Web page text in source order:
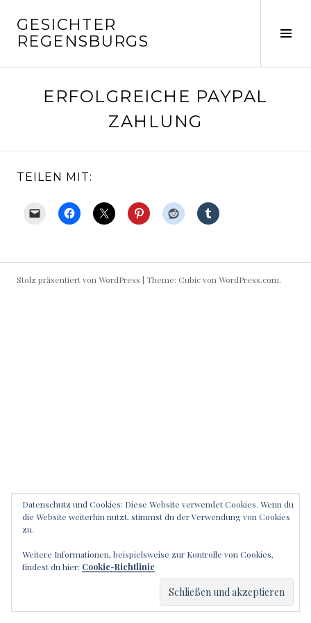
zum
Inhalt
GESICHTER
REGENSBURGS
ERFOLGREICHE PAYPAL
ZAHLUNG
TEILEN MIT:
Stolz präsentiert von WordPress | Theme: Cubic von WordPress.com.
Datenschutz und Cookies: Diese Website verwendet Cookies. Wenn du
die Website weiterhin nutzt, stimmst du der Verwendung von Cookies
zu.
Weitere Informationen, beispielsweise zur Kontrolle von Cookies,
findest du hier: Cookie-Richtlinie